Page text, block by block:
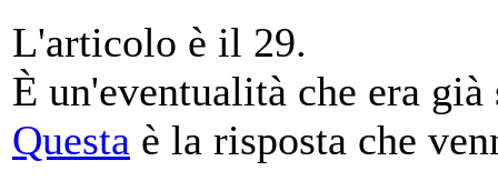
L'articolo è il 29.
È un'eventualità che era
Questa è la risposta che